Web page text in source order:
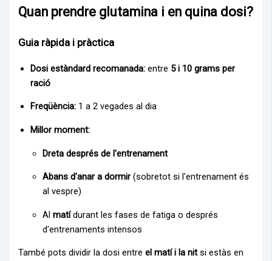
Quan prendre glutamina i en quina dosi?
Guia ràpida i pràctica
Dosi estàndard recomanada: entre 5 i 10 grams per
ració
Freqüència: 1 a 2 vegades al dia
Millor moment:
Dretadesprés de l'entrenament
Abans d'anar a dormir (sobretot si l'entrenament és
al vespre)
Almatídurant les fases de fatiga o després
d'entrenaments intensos
També pots dividir la dosi entreel matí i la nitsi estàs en